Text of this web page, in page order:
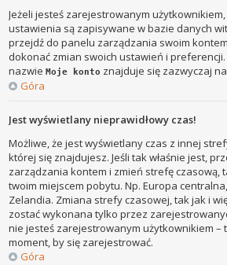
Jeżeli jesteś zarejestrowanym
ustawienia są zapisywane w bazie danych
przejdź do panelu zarządzania swoim
dokonać zmian swoich ustawień i
nazwieMoje konto znajduje się zazwyczaj
Góra
Jest wyświetlany nieprawidłowy czas!
Możliwe, że jest wyświetlany czas z innej
której się znajdujesz. Jeśli tak właśnie jest,
zarządzania kontem i zmień strefę czasową,
twoim miejscem pobytu. Np. Europa
Zelandia. Zmiana strefy czasowej, tak jak i
zostać wykonana tylko przez
nie jesteś zarejestrowanym użytkownikiem –
moment, by się zarejestrować.
Góra